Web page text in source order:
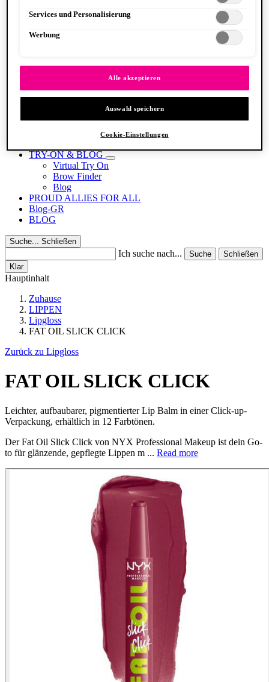
Suga Baddie
PINSEL & TOOLS
Alle anzeigen PINSEL & TOOLS
Foundation Pinsel
Lidschatten Pinsel
Glitzer
Makeup Schwämme
TRY-ON & BLOG
Virtual Try On
Brow Finder
Blog
PROUD ALLIES FOR ALL
Blog-GR
BLOG
Suche... Schließen
Ich suche nach... Suche
Schließen
Klar
Hauptinhalt
Zuhause
LIPPEN
Lipgloss
FAT OIL SLICK CLICK
Zurück zu Lipgloss
FAT OIL SLICK CLICK
Leichter, aufbaubarer, pigmentierter Lip Balm in einer Click-up-
Verpackung, erhältlich in 12 Farbtönen.
Der Fat Oil Slick Click von NYX Professional Makeup ist dein Go-
to für glänzende, gepflegte Lippen m ... Read more
Services und Personalisierung
Werbung
Alle akzeptieren
Auswahl speichern
Cookie-Einstellungen